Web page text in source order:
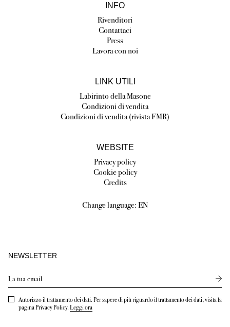
INFO
Rivenditori
Contattaci
Press
Lavora con noi
LINK UTILI
Labirinto della Masone
Condizioni di vendita
Condizioni di vendita (rivista FMR)
WEBSITE
Privacy policy
Cookie policy
Credits
Change language: EN
NEWSLETTER
Autorizzo il trattamento dei dati. Per sapere di più riguardo il trattamento dei dati, visita la
pagina Privacy Policy. Leggi ora